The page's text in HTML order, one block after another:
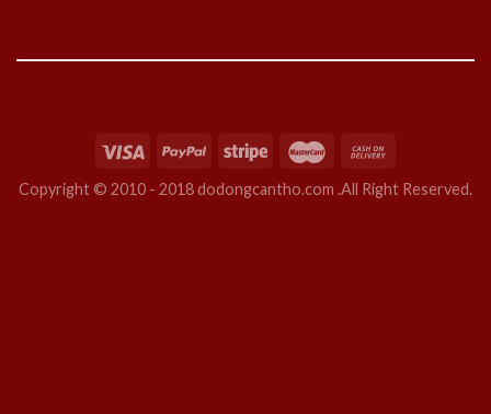
Copyright © 2010 - 2018 dodongcantho.com .All Right Reserved.